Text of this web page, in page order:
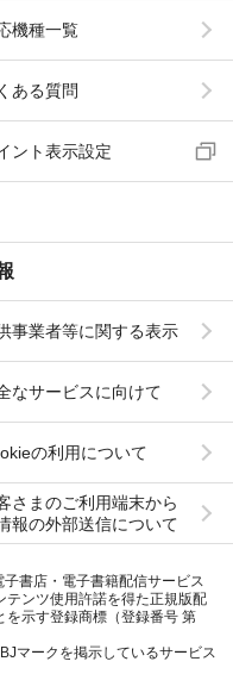
機種一覧
ある質問
ント表示設定
事業者等に関する表示
なサービスに向けて
の利用について
さまのご利用端末から
報の外部送信について
書店・電子書籍配信サービス
テンツ使用許諾を得た正規版配
を示す登録商標（登録番号 第
マークを掲示しているサービス